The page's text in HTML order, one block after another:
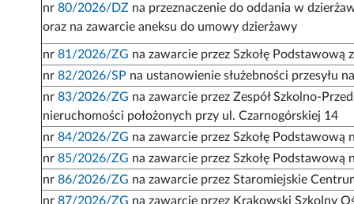
nr80/2026/DZ na przeznaczenie do oddania w
oraz na zawarcie aneksu do umowy dzierżawy
nr81/2026/ZG na zawarcie przez Szkołę
nr82/2026/SP na ustanowienie służebności przesyłu
nr83/2026/ZG na zawarcie przez Zespół Szkolno-
nieruchomości położonych przy ul. Czarnogórskiej 14
nr84/2026/ZG na zawarcie przez Szkołę
nr85/2026/ZG na zawarcie przez Szkołę
nr86/2026/ZG na zawarcie przez Staromiejskie
nr87/2026/ZG na zawarcie przez Krakowski Szkolny